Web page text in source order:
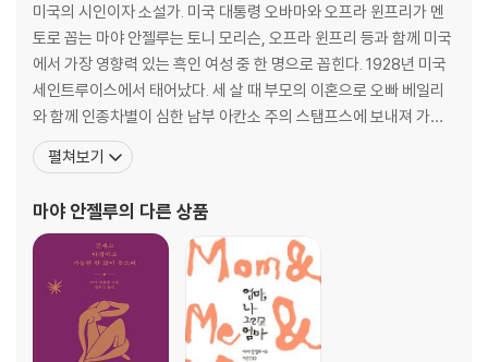
을 사랑하는 사람라면 앤절로가 전하는 따뜻한 희망의 노래가 세월이 지난
지금도 여전히 우리 안에 생동함을 느낄 것이다. 다행스럽게도 이 기념비
적인 해에 헌정 개정판을 통해 마야 앤절로와 처음 만나는 독자라면 예술
가, 정치인, 방송인, 인권운동가 등 명사들은 물론 수많은 이에게 용기를
주고 지침이 되어준 위대한 한 인간의 삶의 궤적을 읽고 뜨거운 감동과 아
름다운 삶을 그리는 영감을 얻기를 바란다.
미국의 시인이자 소설가. 미국 대통령 오바마와 오프라 윈프리가 멘
토로 꼽는 마야 안젤루는 토니 모리슨, 오프라 윈프리 등과 함께 미국
에서 가장 영향력 있는 흑인 여성 중 한 명으로 꼽힌다. 1928년 미국
세인트루이스에서 태어났다. 세 살 때 부모의 이혼으로 오빠 베일리
와 함께 인종차별이 심한 남부 아칸소 주의 스탬프스에 보내져 가게
를 운영하는 생활력 강한 친할머니 애니 핸더슨과 절름발이 삼촌 윌
리와 함께 어린시절을 보내게 된다. 여덟 살 때 세인트루이스에서 어
을 강간한 사람은 살해되고 이 모든 충격으로
펼쳐보기
마야 안젤루의 다른 상품